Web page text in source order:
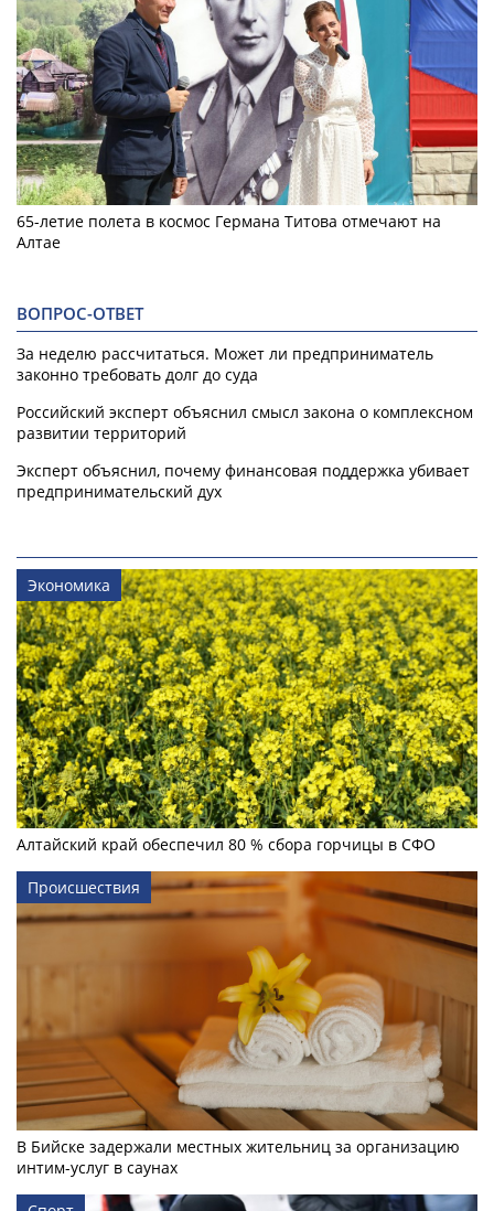
65-летие полета в космос Германа Титова отмечают на
Алтае
ВОПРОС-ОТВЕТ
За неделю рассчитаться. Может ли предприниматель
законно требовать долг до суда
Российский эксперт объяснил смысл закона о комплексном
развитии территорий
Эксперт объяснил, почему финансовая поддержка убивает
предпринимательский дух
Экономика
Алтайский край обеспечил 80 % сбора горчицы в СФО
Происшествия
В Бийске задержали местных жительниц за организацию
интим-услуг в саунах